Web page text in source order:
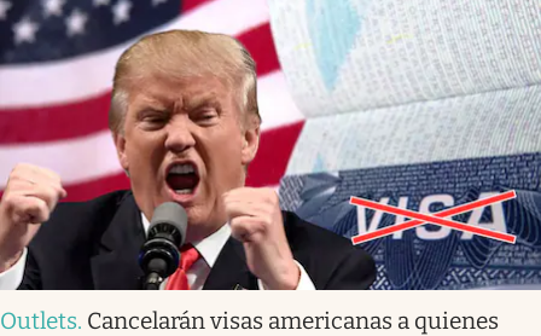
Outlets. Cancelarán visas americanas a quienes